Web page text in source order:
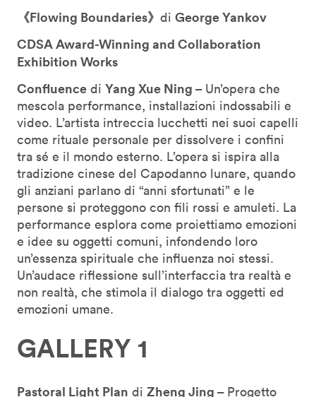
《Flowing Boundaries》 di George Yankov
CDSA Award-Winning and Collaboration
Exhibition Works
Confluence di Yang Xue Ning – Un’opera che
mescola performance, installazioni indossabili e
video. L’artista intreccia lucchetti nei suoi capelli
come rituale personale per dissolvere i confini
tra sé e il mondo esterno. L’opera si ispira alla
tradizione cinese del Capodanno lunare, quando
gli anziani parlano di “anni sfortunati” e le
persone si proteggono con fili rossi e amuleti. La
performance esplora come proiettiamo emozioni
e idee su oggetti comuni, infondendo loro
un’essenza spirituale che influenza noi stessi.
Un’audace riflessione sull’interfaccia tra realtà e
non realtà, che stimola il dialogo tra oggetti ed
emozioni umane.
GALLERY 1
Pastoral Light Plan di Zheng Jing – Progetto